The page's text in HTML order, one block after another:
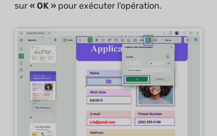
sur« OK » pour exécuter l'opération.